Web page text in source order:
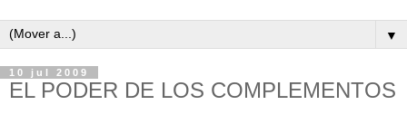
▼
10 jul 2009
EL PODER DE LOS COMPLEMENTOS